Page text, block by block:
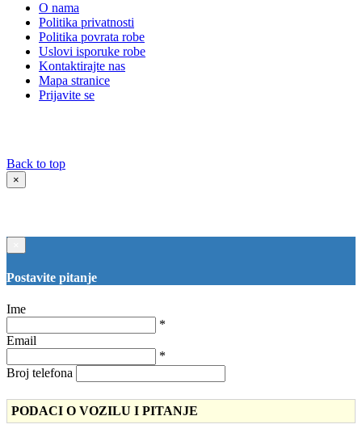
O nama
Politika privatnosti
Politika povrata robe
Uslovi isporuke robe
Kontaktirajte nas
Mapa stranice
Prijavite se
Back to top
×
Postavite pitanje
Ime
*
Email
*
Broj telefona
PODACI O VOZILU I PITANJE